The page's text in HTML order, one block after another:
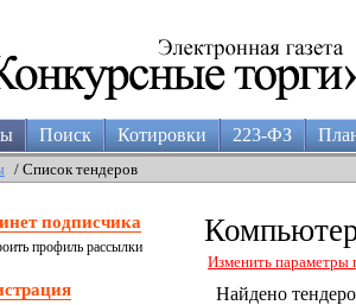
Поиск Котировки 223-ФЗ
/ Список тендеров
подписчика
профиль рассылки
Изменить параметры
Найдено